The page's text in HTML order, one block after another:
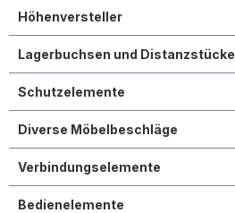
Höhenversteller
Lagerbuchsen und Distanzstücke
Schutzelemente
Diverse Möbelbeschläge
Verbindungselemente
Bedienelemente